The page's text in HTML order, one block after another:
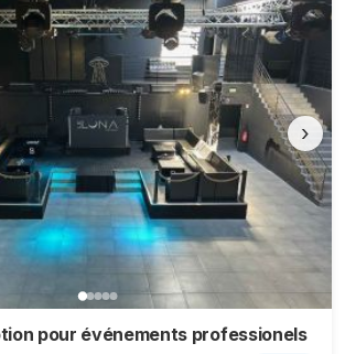
›
pour événements professionels